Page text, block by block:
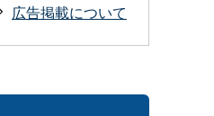
広告掲載について